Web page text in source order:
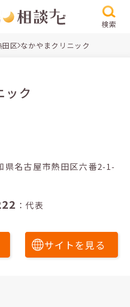
検索
田区 なかやまクリニック
ック
：代表
サイトを見る